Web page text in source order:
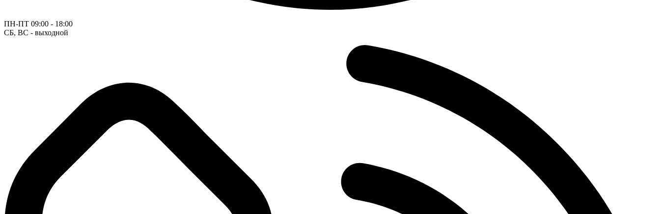
ПН-ПТ 09:00 - 18:00
СБ, ВС - выходной